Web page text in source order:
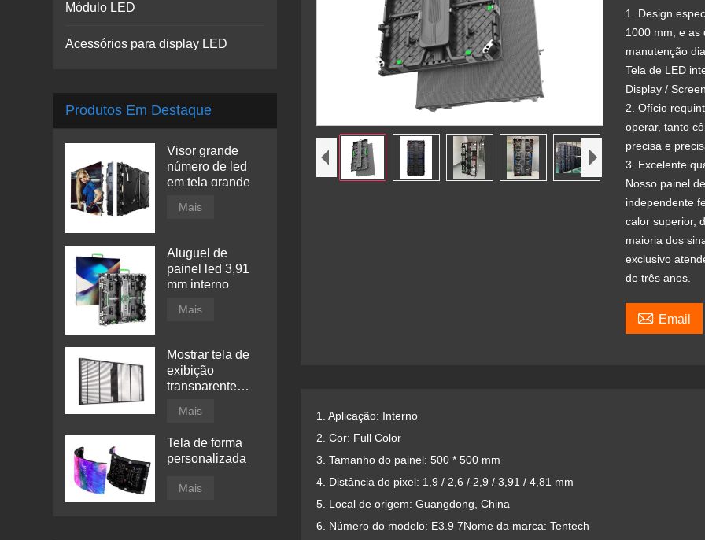
1. Design
1000 mm, e as
manutenção
Tela de LED
Display /
2. Ofício
operar, tanto
precisa e
3. Excelente
Nosso painel
independente
calor superior,
maioria dos
exclusivo
de três anos.
 Email
1. Aplicação: Interno
2. Cor: Full Color
3. Tamanho do painel: 500 * 500 mm
4. Distância do pixel: 1,9 / 2,6 / 2,9 / 3,91 / 4,81 mm
5. Local de origem: Guangdong, China
6. Número do modelo: E3.9 7Nome da marca: Tentech
Módulo LED
Acessórios para display LED
Produtos Em Destaque
Visor grande
número de led
em tela grande
Mais
Aluguel de
painel led 3,91
mm interno
Mais
Mostrar tela de
exibição
transparente
janela
Mais
Tela de forma
personalizada
Mais